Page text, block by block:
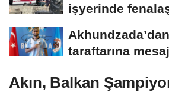
işyerinde
taraftarına
Akın, Balkan